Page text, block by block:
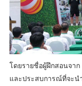
โดยรายชื่อผู้ฝึกสอนจา
และประสบการณ์ที่จะน